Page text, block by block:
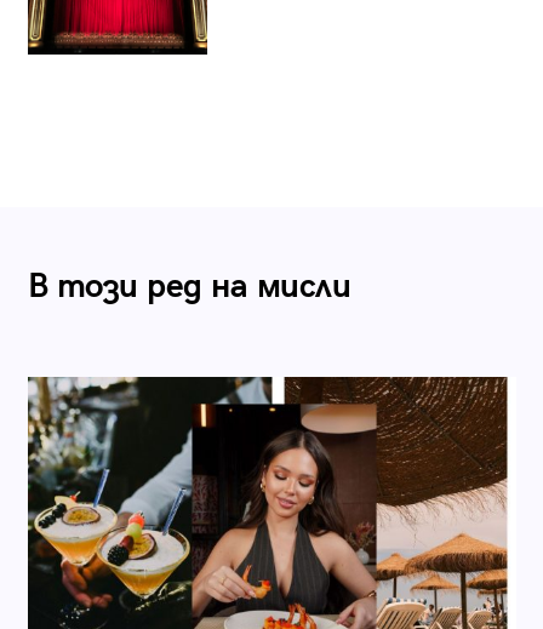
В този ред на мисли